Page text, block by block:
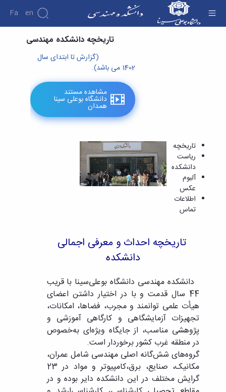
Fa En
تماس
سازمان
دانشکده
معاونت
آموزشی
معاونت
پژوهشی
معاونت
تکمیلی
تاریخچه - دانشکده فنی و مهندسی
تاریخچه دانشکده مهندسی
(گزارش تا ابتدای سال
1402 می باشد).
مشاهده مستند
دانشگاه بوعلی سینا
همدان
تاریخچه
ریاست
دانشکده
آلبوم
عکس
اطلاعات
تماس
تاریخچه احداث و معرفی اجمالی
دانشکده
دانشکده مهندسی دانشگاه بوعلی‌سینا با قریب
44 سال قدمت و با در اختیار داشتن اعضای
هیأت علمی توانمند و مجرب، فضاها، امکانات،
تجهیزات آزمایشگاهی و کارگاهی آموزشی و
پژوهشی مناسب، از جایگاه ویژه‌ای به‌خصوص
در منطقه غرب کشور برخوردار است.
گروه‌های شش‌گانه اصلی مهندسی شامل عمران،
مکانیک، صنایع، برق،کامپیوتر و مواد در 23
گرایش مختلف در این دانشکده دایر بوده و در